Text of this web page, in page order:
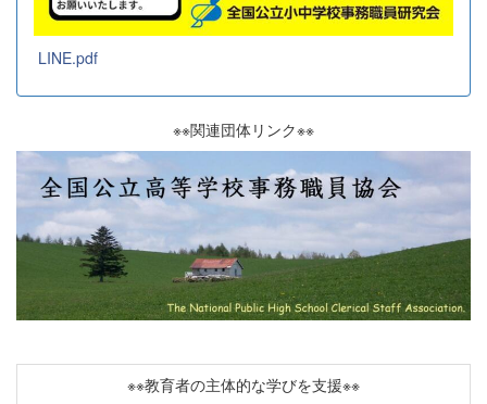
LINE.pdf
※※関連団体リンク※※
※※教育者の主体的な学びを支援※※